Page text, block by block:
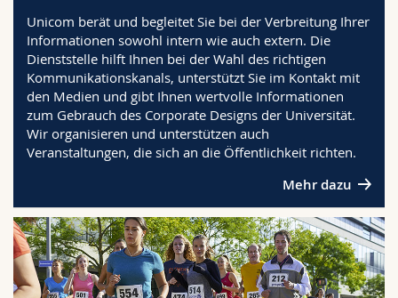
Interfakultär
Mitarbeitende
Doktorierende
Webmail
Vorlesungsverzeichnis
MyUnifr
Unicom berät und begleitet Sie bei der Verbreitung Ihrer
Informationen sowohl intern wie auch extern. Die
Dienststelle hilft Ihnen bei der Wahl des richtigen
Kommunikationskanals, unterstützt Sie im Kontakt mit
den Medien und gibt Ihnen wertvolle Informationen
zum Gebrauch des Corporate Designs der Universität.
Wir organisieren und unterstützen auch
Veranstaltungen, die sich an die Öffentlichkeit richten.
Mehr dazu